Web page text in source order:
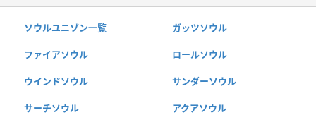
ソウルユニゾン一覧 ガッツソウル
ファイアソウル ロールソウル
ウインドソウル サンダーソウル
サーチソウル アクアソウル